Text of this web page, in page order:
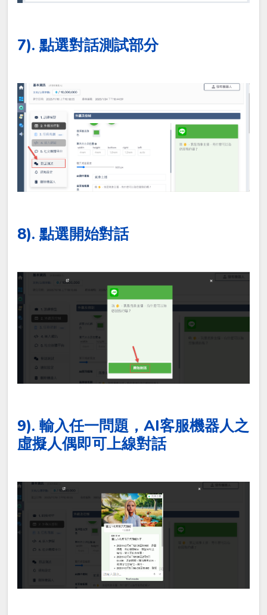
7). 點選對話測試部分
8). 點選開始對話
9). 輸入任一問題，AI客服機器人之
虛擬人偶即可上線對話